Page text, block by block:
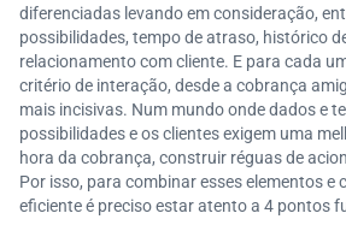
diferenciadas levando em consideração,
possibilidades, tempo de atraso, histórico
relacionamento com cliente. E para cada
critério de interação, desde a cobrança
mais incisivas. Num mundo onde dados e
possibilidades e os clientes exigem uma
hora da cobrança, construir réguas de
Por isso, para combinar esses elementos e
eficiente é preciso estar atento a 4 pontos